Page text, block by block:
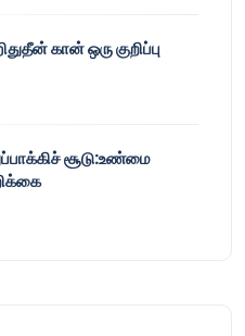
கான் ஒரு குறிப்பு
சூடு:உண்மை